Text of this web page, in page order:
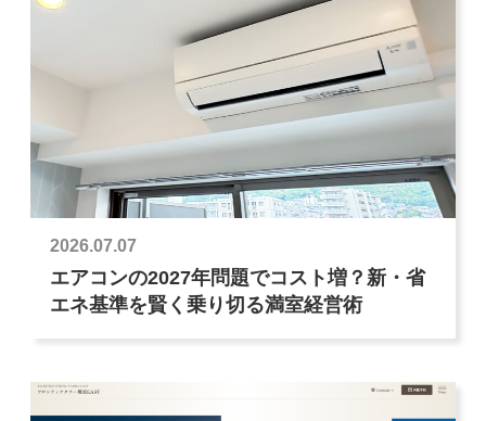
2026.07.07
エアコンの2027年問題でコスト増？新・省
エネ基準を賢く乗り切る満室経営術